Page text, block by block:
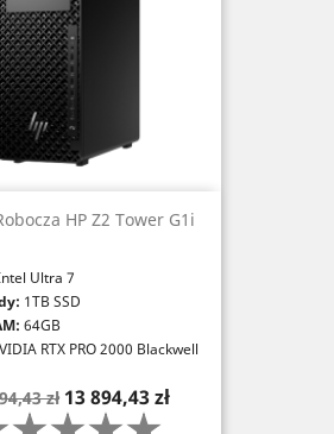
HP Z2 Tower G1i
Ultra 7
1TB SSD
64GB
RTX PRO 2000 Blackwell
zł Cena
13 894,43 zł